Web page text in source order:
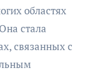
областях
стала
связанных с